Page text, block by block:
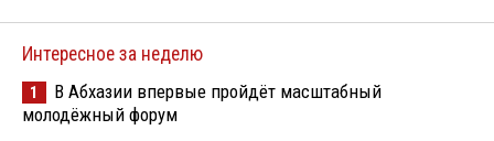
Интересное за неделю
1
В Абхазии впервые пройдёт масштабный
молодёжный форум